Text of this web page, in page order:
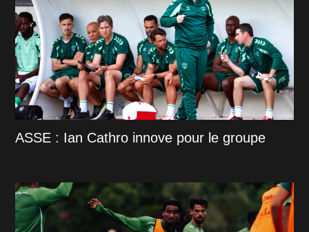
ASSE : Ian Cathro innove pour le groupe